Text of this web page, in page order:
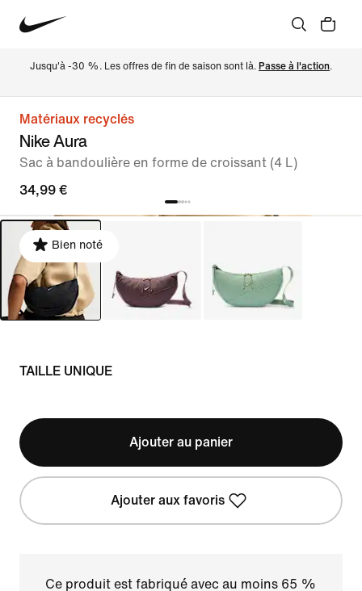
Jusqu'à -30 %. Les offres de fin de saison sont là. Passe à l'action.
Matériaux recyclés
Nike Aura
Sac à bandoulière en forme de croissant (4 L)
34,99 €
Bien noté
TAILLE UNIQUE
Ajouter au panier
Ajouter aux favoris
Ce produit est fabriqué avec au moins 65 %